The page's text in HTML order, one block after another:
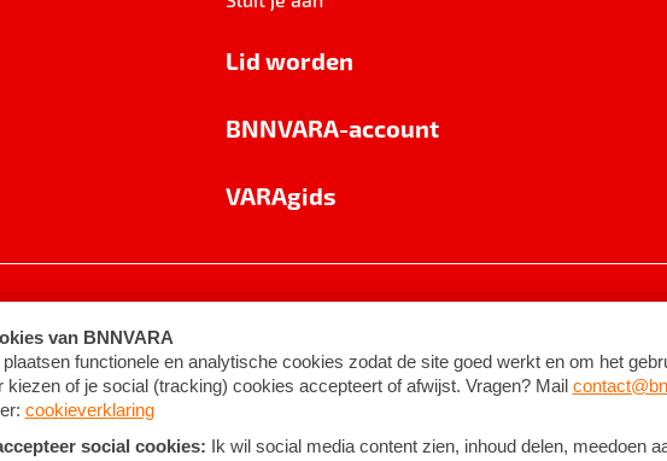
Lid worden
BNNVARA-account
VARAgids
Algemene voorwaarden ©2026BNNVARA